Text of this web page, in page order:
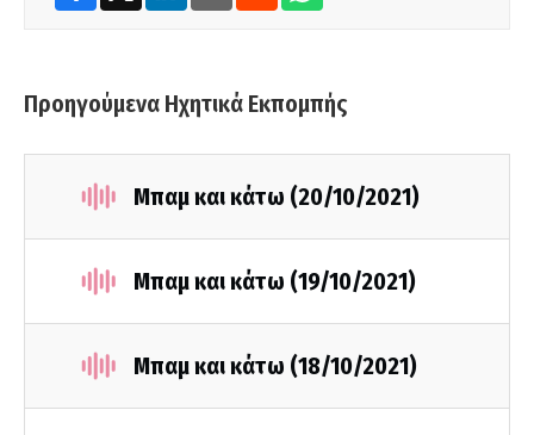
Προηγούμενα Ηχητικά Εκπομπής
Μπαμ και κάτω (20/10/2021)
Μπαμ και κάτω (19/10/2021)
Μπαμ και κάτω (18/10/2021)